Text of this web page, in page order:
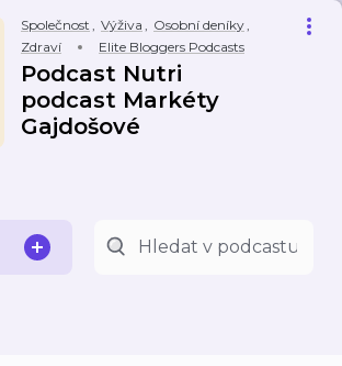
Společnost , Výživa , Osobní deníky,
Zdraví
Elite Bloggers Podcasts
Podcast Nutri
podcast Markéty
Gajdošové